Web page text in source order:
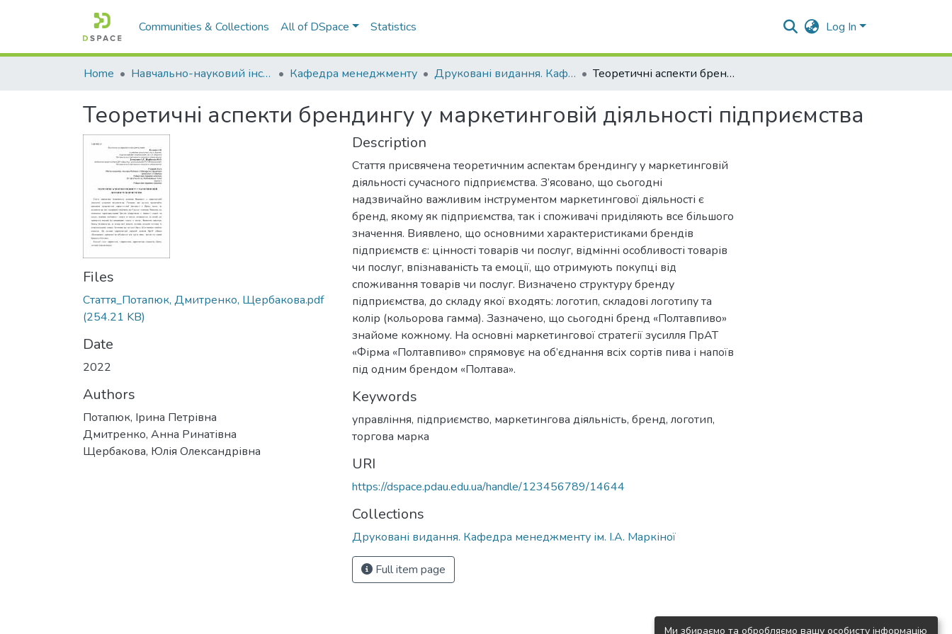
Communities & Collections All of DSpace Statistics Log In
Home Навчально-науковий інститут економіки, управління, права та інформаційних технологій Кафедра менеджменту Друковані видання. Кафедра менеджменту ім. І.А. Маркіної Теоретичні аспекти брендингу у маркетинговій діяльності підприємства
Теоретичні аспекти брендингу у маркетинговій діяльності підприємства
Files
Стаття_Потапюк, Дмитренко, Щербакова.pdf
(254.21 KB)
Date
2022
Authors
Потапюк, Ірина Петрівна
Дмитренко, Анна Ринатівна
Щербакова, Юлія Олександрівна
Description
Стаття присвячена теоретичним аспектам брендингу у маркетинговій
діяльності сучасного підприємства. З’ясовано, що сьогодні
надзвичайно важливим інструментом маркетингової діяльності є
бренд, якому як підприємства, так і споживачі приділяють все більшого
значення. Виявлено, що основними характеристиками брендів
підприємств є: цінності товарів чи послуг, відмінні особливості товарів
чи послуг, впізнаваність та емоції, що отримують покупці від
споживання товарів чи послуг. Визначено структуру бренду
підприємства, до складу якої входять: логотип, складові логотипу та
колір (кольорова гамма). Зазначено, що сьогодні бренд «Полтавпиво»
знайоме кожному. На основні маркетингової стратегії зусилля ПрАТ
«Фірма «Полтавпиво» спрямовує на об’єднання всіх сортів пива і напоїв
під одним брендом «Полтава».
Keywords
управління, підприємство, маркетингова діяльність, бренд, логотип,
торгова марка
URI
https://dspace.pdau.edu.ua/handle/123456789/14644
Collections
Друковані видання. Кафедра менеджменту ім. І.А. Маркіної
Full item page
Ми збираємо та обробляємо вашу особисту інформацію